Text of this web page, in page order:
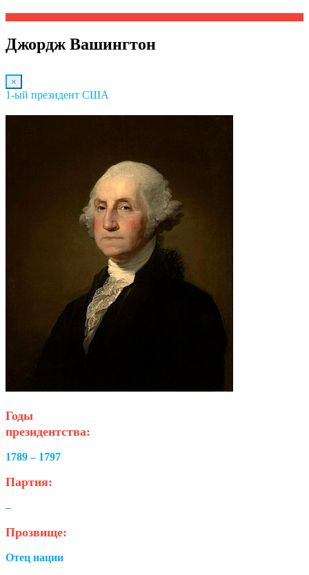
Джордж Вашингтон
×
1-ый президент США
Годы
президентства:
1789 – 1797
Партия:
–
Прозвище:
Отец нации